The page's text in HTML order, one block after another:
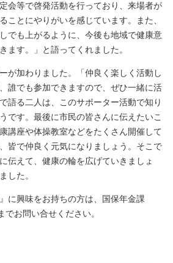
会等で啓発活動を行っており、来場者が
ことにやりがいを感じています。また、
でも上がるように、今後も地域で健康意
ます。」と語ってくれました。
が加わりました。「仲良く楽しく活動し
誰でも参加できますので、ぜひ一緒に活
語る二人は、このサポーター活動で知り
です。最後に市民の皆さんに伝えたいこ
講座や体操教室などをたくさん開催して
皆で仲良く元気になりましょう。そこで
伝えて、健康の輪を広げていきましょ
した。
に興味をお持ちの方は、国保年金課
お問い合せください。